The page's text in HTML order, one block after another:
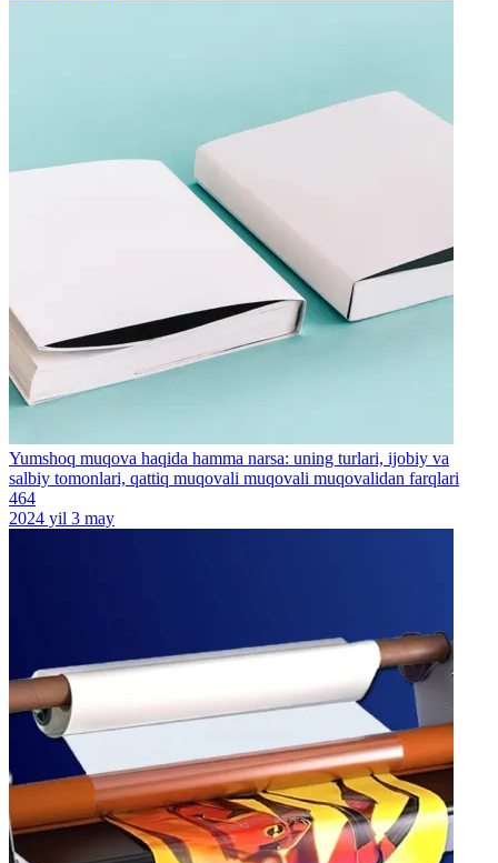
Yumshoq muqova haqida hamma narsa: uning turlari, ijobiy va
salbiy tomonlari, qattiq muqovali muqovali muqovalidan farqlari
464
2024 yil 3 may